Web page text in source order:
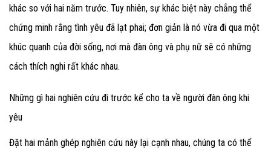
khác so với hai năm trước. Tuy nhiên, sự khác biệt này chẳng thể
chứng minh rằng tình yêu đã lạt phai; đơn giản là nó vừa đi qua một
khúc quanh của đời sống, nơi mà đàn ông và phụ nữ sẽ có những
cách thích nghi rất khác nhau.
Những gì hai nghiên cứu đi trước kể cho ta về người đàn ông khi
yêu
Đặt hai mảnh ghép nghiên cứu này lại cạnh nhau, chúng ta có thể